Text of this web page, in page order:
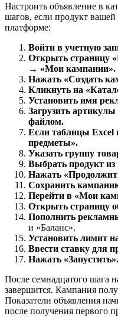
Настроить объявление в
шагов, если продукт
платформе:
Войти в учетную
Открыть страницу
→ «Мои кампании».
Нажать «Создать
Кликнуть на
Установить имя
Загрузить
файлом.
Если таблицы Excel
предметы».
Указать группу
Выбрать продукт
Нажать
Сохранить
Перейти в «Мои
Открыть страницу
Пополнить
и «Баланс».
Установить лимит
Ввести ставку для
Нажать «Запустить».
После семнадцатого шага
завершится. Кампания
Показатели объявления
после получения первого